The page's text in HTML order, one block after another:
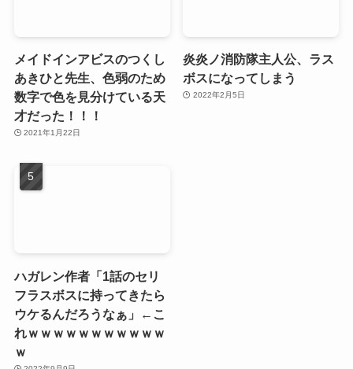
メイドインアビスのつくし
あきひと先生、色弱のため
数字で色を見分けている天
才だった！！！
2021年1月22日
炎炎ノ消防隊主人公、ラス
ボスになってしまう
2022年2月5日
ハガレン作者「1話のセリ
フラスボスに持ってきたら
ウケるんだろうなぁ」←こ
れｗｗｗｗｗｗｗｗｗｗｗ
ｗ